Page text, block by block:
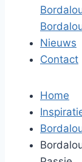
Nieuws
Contact
Home